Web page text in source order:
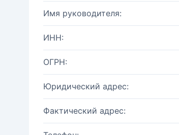
Имя руководителя:
ИНН:
ОГРН:
Юридический адрес:
Фактический адрес: